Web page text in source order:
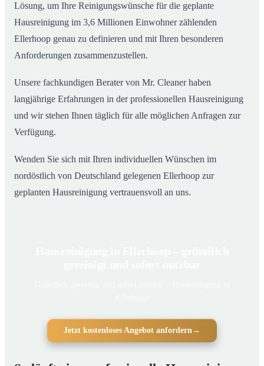
Lösung, um Ihre Reinigungswünsche für die geplante
Hausreinigung im 3,6 Millionen Einwohner zählenden
Ellerhoop genau zu definieren und mit Ihren besonderen
Anforderungen zusammenzustellen.
Unsere fachkundigen Berater von Mr. Cleaner haben
langjährige Erfahrungen in der professionellen Hausreinigung
und wir stehen Ihnen täglich für alle möglichen Anfragen zur
Verfügung.
Wenden Sie sich mit Ihren individuellen Wünschen im
nordöstlich von Deutschland gelegenen Ellerhoop zur
geplanten Hausreinigung vertrauensvoll an uns.
Jetzt kostenloses Angebot anfordern→